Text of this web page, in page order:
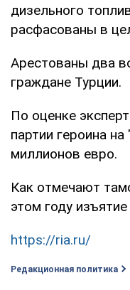
дизельного
расфасованы в
Арестованы два
граждане Турции.
По оценке
партии героина
миллионов евро.
Как отмечают
этом году изъятие
https://ria.ru/
Редакционная политика